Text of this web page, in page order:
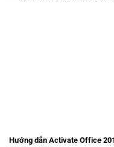
Hướng dẫn Activate Office